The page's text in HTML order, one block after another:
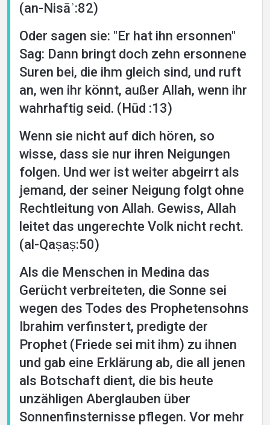
(an-Nisāʾ:82)
Oder sagen sie: "Er hat ihn ersonnen"
Sag: Dann bringt doch zehn ersonnene
Suren bei, die ihm gleich sind, und ruft
an, wen ihr könnt, außer Allah, wenn ihr
wahrhaftig seid. (Hūd :13)
Wenn sie nicht auf dich hören, so
wisse, dass sie nur ihren Neigungen
folgen. Und wer ist weiter abgeirrt als
jemand, der seiner Neigung folgt ohne
Rechtleitung von Allah. Gewiss, Allah
leitet das ungerechte Volk nicht recht.
(al-Qaṣaṣ:50)
Als die Menschen in Medina das
Gerücht verbreiteten, die Sonne sei
wegen des Todes des Prophetensohns
Ibrahim verfinstert, predigte der
Prophet (Friede sei mit ihm) zu ihnen
und gab eine Erklärung ab, die all jenen
als Botschaft dient, die bis heute
unzähligen Aberglauben über
Sonnenfinsternisse pflegen. Vor mehr